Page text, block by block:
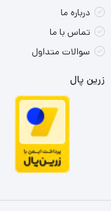
درباره ما
تماس با ما
سوالات متداول
زرین پال